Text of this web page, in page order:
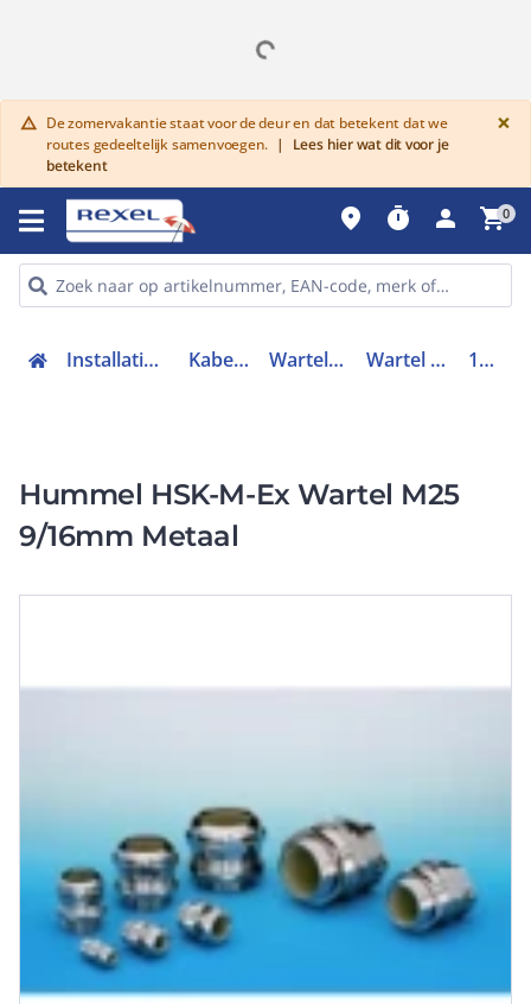
warning De zomervakantie staat voor de deur en dat betekent dat we
routes gedeeltelijk samenvoegen. |
Lees hier wat dit voor je
betekent
×
place timer person shopping_cart0
Installatiemateriaal en buizen Kabelverbindingen Wartels en toebehoren Wartel kabel- buisinvoer 1610250051
Hummel HSK-M-Ex Wartel M25
9/16mm Metaal